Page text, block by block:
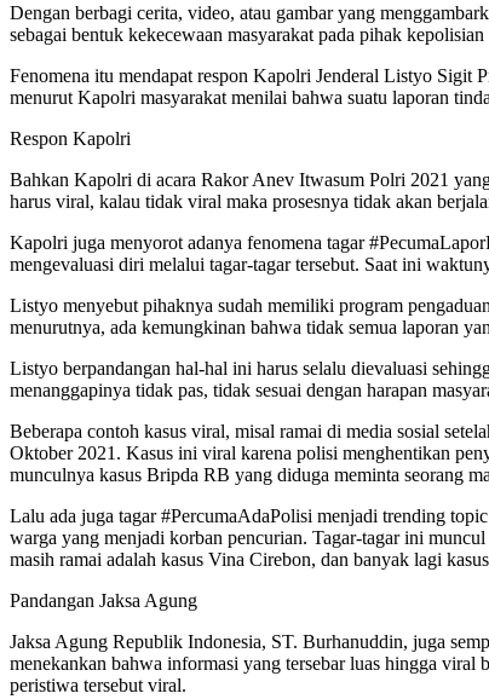
Dengan berbagi cerita, video, atau gambar yang
sebagai bentuk kekecewaan masyarakat pada pihak
Fenomena itu mendapat respon Kapolri Jenderal Listyo Sigit
menurut Kapolri masyarakat menilai bahwa suatu laporan
Respon Kapolri
Bahkan Kapolri di acara Rakor Anev Itwasum Polri 2021
harus viral, kalau tidak viral maka prosesnya tidak akan
Kapolri juga menyorot adanya fenomena tagar
mengevaluasi diri melalui tagar-tagar tersebut. Saat ini
Listyo menyebut pihaknya sudah memiliki program
menurutnya, ada kemungkinan bahwa tidak semua laporan
Listyo berpandangan hal-hal ini harus selalu dievaluasi
menanggapinya tidak pas, tidak sesuai dengan harapan
Beberapa contoh kasus viral, misal ramai di media sosial
Oktober 2021. Kasus ini viral karena polisi menghentikan
munculnya kasus Bripda RB yang diduga meminta seorang
Lalu ada juga tagar #PercumaAdaPolisi menjadi trending
warga yang menjadi korban pencurian. Tagar-tagar ini
masih ramai adalah kasus Vina Cirebon, dan banyak lagi
Pandangan Jaksa Agung
Jaksa Agung Republik Indonesia, ST. Burhanuddin, juga
menekankan bahwa informasi yang tersebar luas hingga
peristiwa tersebut viral.